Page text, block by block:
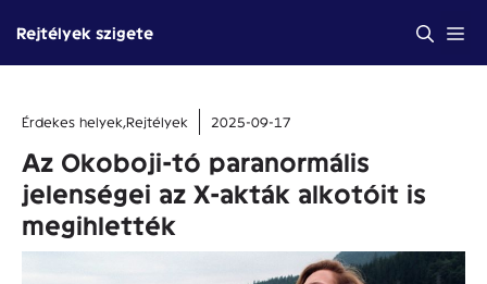
tartalomba
Rejtélyek szigete
Érdekes helyek,Rejtélyek 2025-09-17
Az Okoboji-tó paranormális
jelenségei az X-akták alkotóit is
megihlették